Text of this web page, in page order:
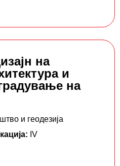
на
и
на
и геодезија
IV